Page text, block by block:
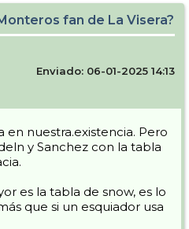
fan de La Visera?
Enviado: 06-01-2025 14:13
nuestra.existencia. Pero
y Sanchez con la tabla
es la tabla de snow, es lo
que si un esquiador usa